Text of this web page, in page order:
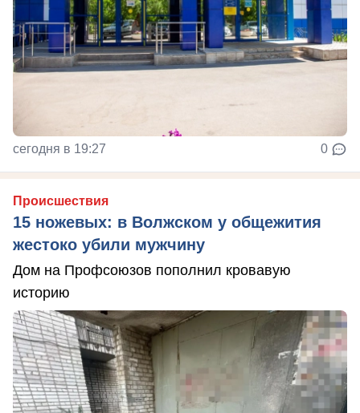
сегодня в 19:27 0
Происшествия
15 ножевых: в Волжском у общежития
жестоко убили мужчину
Дом на Профсоюзов пополнил кровавую
историю